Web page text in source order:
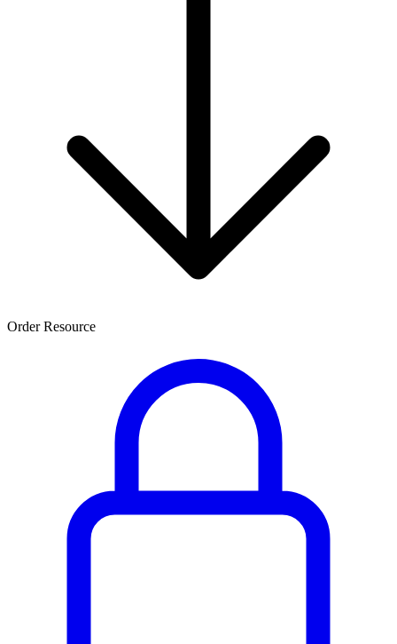
Order Resource